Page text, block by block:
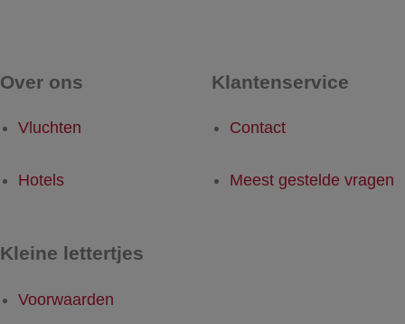
Over ons
Vluchten
Hotels
Klantenservice
Contact
Meest gestelde vragen
Kleine lettertjes
Voorwaarden